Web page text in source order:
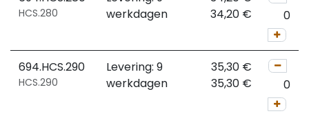
HCS.280
werkdagen
34,20 €
694.HCS.290
HCS.290
Levering: 9
werkdagen
35,30 €
35,30 €